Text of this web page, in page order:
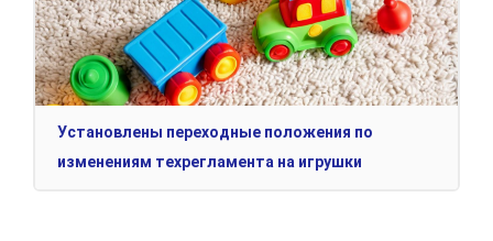
Установлены переходные положения по
изменениям техрегламента на игрушки